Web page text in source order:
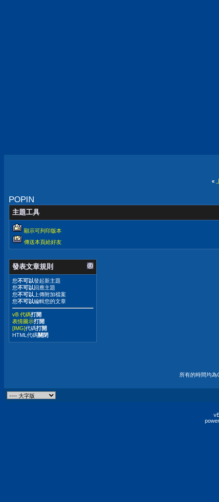
«
POPIN
主題工具
顯示可列印版本
傳送本頁給好友
發表文章規則
您不可以發起新主題
您不可以回應主題
您不可以 上傳附加檔案
您不可以編輯您的文章
vB 代碼打開
表情圖示打開
[IMG]代碼打開
HTML代碼關閉
所有的時間均為